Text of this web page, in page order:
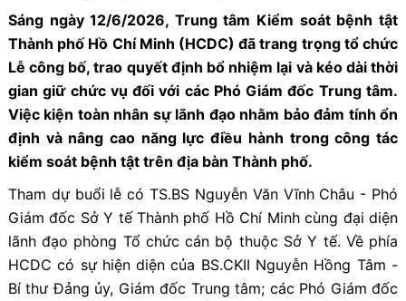
Sáng ngày 12/6/2026, Trung tâm Kiểm soát bệnh tật
Thành phố Hồ Chí Minh (HCDC) đã trang trọng tổ chức
Lễ công bố, trao quyết định bổ nhiệm lại và kéo dài thời
gian giữ chức vụ đối với các Phó Giám đốc Trung tâm.
Việc kiện toàn nhân sự lãnh đạo nhằm bảo đảm tính ổn
định và nâng cao năng lực điều hành trong công tác
kiểm soát bệnh tật trên địa bàn Thành phố.
Tham dự buổi lễ có TS.BS Nguyễn Văn Vĩnh Châu - Phó
Giám đốc Sở Y tế Thành phố Hồ Chí Minh cùng đại diện
lãnh đạo phòng Tổ chức cán bộ thuộc Sở Y tế. Về phía
HCDC có sự hiện diện của BS.CKII Nguyễn Hồng Tâm -
Bí thư Đảng ủy, Giám đốc Trung tâm; các Phó Giám đốc